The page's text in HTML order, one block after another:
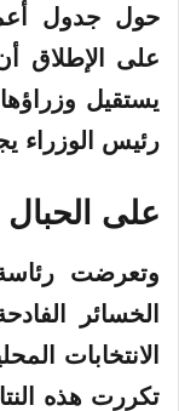
حول جدول
على الإطلاق
يستقيل
رئيس الوزراء
على الحبال
وتعرضت
الخسائر
الانتخابات
تكررت هذه